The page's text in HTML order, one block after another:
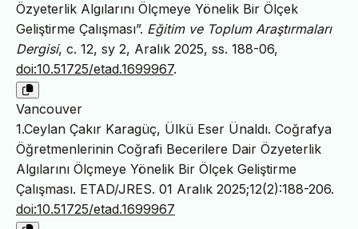
Özyeterlik Algılarını Ölçmeye Yönelik Bir Ölçek
Geliştirme Çalışması”. Eğitim ve Toplum Araştırmaları
Dergisi, c. 12, sy 2, Aralık 2025, ss. 188-06,
doi:10.51725/etad.1699967.
Vancouver
1.Ceylan Çakır Karagüç, Ülkü Eser Ünaldı. Coğrafya
Öğretmenlerinin Coğrafi Becerilere Dair Özyeterlik
Algılarını Ölçmeye Yönelik Bir Ölçek Geliştirme
Çalışması. ETAD/JRES. 01 Aralık 2025;12(2):188-206.
doi:10.51725/etad.1699967